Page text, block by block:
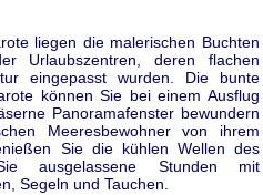
liegen die malerischen Buchten
Urlaubszentren, deren flachen
eingepasst wurden. Die bunte
können Sie bei einem Ausflug
Panoramafenster bewundern
Meeresbewohner von ihrem
Sie die kühlen Wellen des
ausgelassene Stunden mit
Segeln und Tauchen.